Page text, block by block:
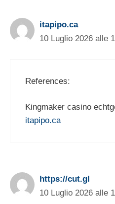
itapipo.ca
10 Luglio 2026 alle
References:
Kingmaker casino
itapipo.ca
https://cut.gl
10 Luglio 2026 alle